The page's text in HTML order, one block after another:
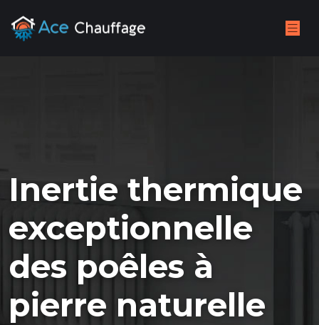
Inertie thermique
exceptionnelle
des poêles à
pierre naturelle